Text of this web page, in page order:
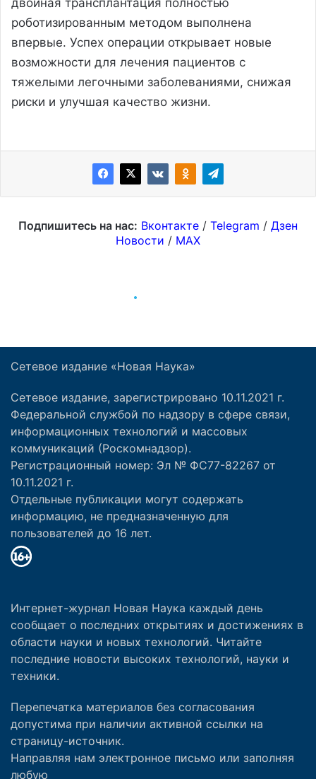
Сетевое издание «Новая Наука»
Сетевое издание, зарегистрировано 10.11.2021 г.
Федеральной службой по надзору в сфере связи,
информационных технологий и массовых
коммуникаций (Роскомнадзор).
Регистрационный номер: Эл № ФС77-82267 от
10.11.2021 г.
Отдельные публикации могут содержать
информацию, не предназначенную для
пользователей до 16 лет.
Интернет-журнал Новая Наука каждый день
сообщает о последних открытиях и достижениях в
области науки и новых технологий. Читайте
последние новости высоких технологий, науки и
техники.
Перепечатка материалов без согласования
допустима при наличии активной ссылки на
страницу-источник.
Направляя нам электронное письмо или заполняя
любую